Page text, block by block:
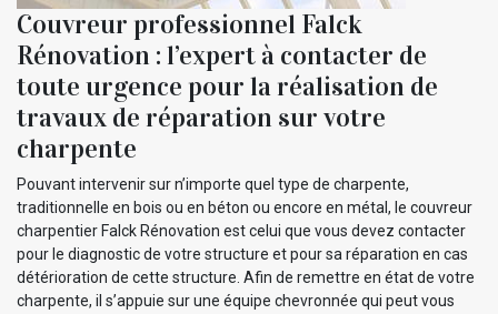
Couvreur professionnel Falck
Rénovation : l’expert à contacter de
toute urgence pour la réalisation de
travaux de réparation sur votre
charpente
Pouvant intervenir sur n’importe quel type de charpente,
traditionnelle en bois ou en béton ou encore en métal, le couvreur
charpentier Falck Rénovation est celui que vous devez contacter
pour le diagnostic de votre structure et pour sa réparation en cas
détérioration de cette structure. Afin de remettre en état de votre
charpente, il s’appuie sur une équipe chevronnée qui peut vous